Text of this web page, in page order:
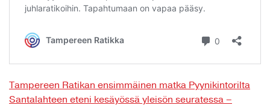
Santalahteen eteni kesäyössä yleisön seuratessa –
koeajot ja testit onnistuivat suunnitellusti